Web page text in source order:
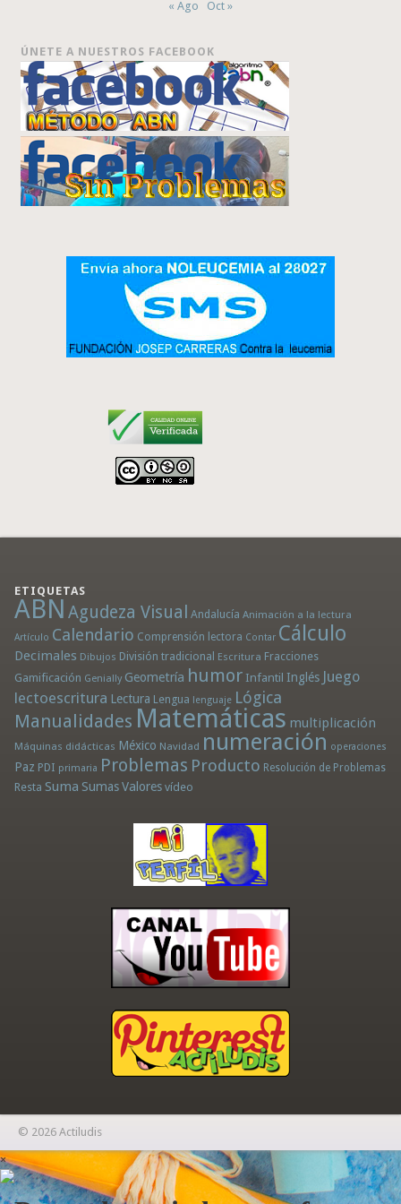
« Ago Oct »
ÚNETE A NUESTROS FACEBOOK
ETIQUETAS
ABN Agudeza Visual Andalucía Animación a la lectura
Artículo Calendario Comprensión lectora Contar Cálculo
Decimales Dibujos División tradicional Escritura Fracciones
Gamificación Genially Geometría humor Infantil Inglés Juego
lectoescritura Lectura Lengua lenguaje Lógica
Manualidades Matemáticas multiplicación
Máquinas didácticas México Navidad numeración operaciones
Paz PDI primaria Problemas Producto Resolución de Problemas
Resta Suma Sumas Valores vídeo
© 2026 Actiludis
×